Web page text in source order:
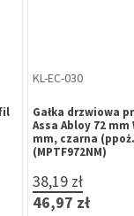
WK-HR-577
Wkładka
35/70 mm, nikiel
zastawkowa,
31,13 zł
38,29 zł